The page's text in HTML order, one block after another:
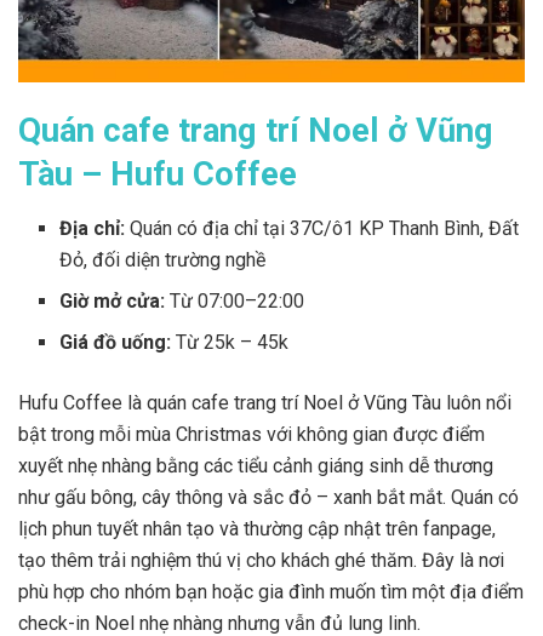
Quán cafe trang trí Noel ở Vũng
Tàu – Hufu Coffee
Địa chỉ: Quán có địa chỉ tại 37C/ô1 KP Thanh Bình, Đất
Đỏ, đối diện trường nghề
Giờ mở cửa:Từ 07:00–22:00
Giá đồ uống:Từ 25k – 45k
Hufu Coffee là quán cafe trang trí Noel ở Vũng Tàu luôn nổi
bật trong mỗi mùa Christmas với không gian được điểm
xuyết nhẹ nhàng bằng các tiểu cảnh giáng sinh dễ thương
như gấu bông, cây thông và sắc đỏ – xanh bắt mắt. Quán có
lịch phun tuyết nhân tạo và thường cập nhật trên fanpage,
tạo thêm trải nghiệm thú vị cho khách ghé thăm. Đây là nơi
phù hợp cho nhóm bạn hoặc gia đình muốn tìm một địa điểm
check-in Noel nhẹ nhàng nhưng vẫn đủ lung linh.